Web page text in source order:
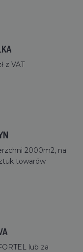
z VAT
2000m2, na
towarów
lub za